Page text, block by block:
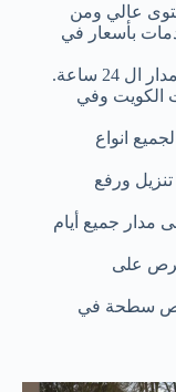
عالي ومن
بأسعار في
ساعة.
الكويت وفي
انواع
ورفع
تعمل 24 ساعة على مدار جميع أيام
على
سطحة في